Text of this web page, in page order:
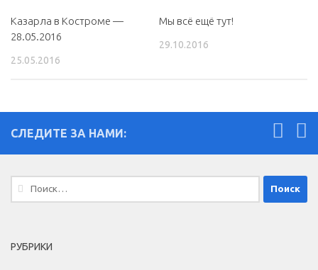
Казарла в Костроме —
28.05.2016
25.05.2016
Мы всё ещё тут!
29.10.2016
СЛЕДИТЕ ЗА НАМИ:
Найти:
РУБРИКИ